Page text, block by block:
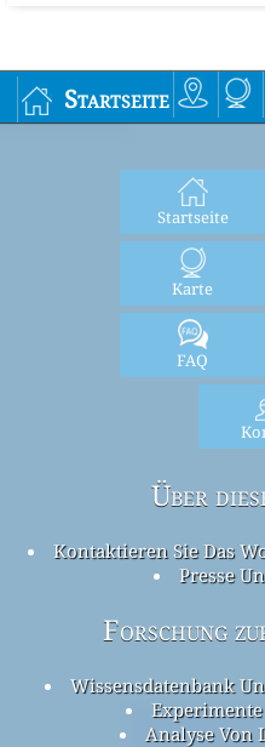
Startseite
Startseite
Karte
FAQ
Über
Kontaktieren Sie Das
Presse
Forschung
Wissensdatenbank
Analyse Von